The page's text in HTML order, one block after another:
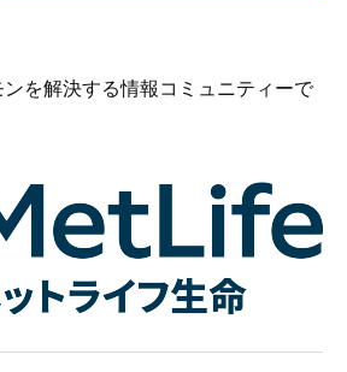
を解決する情報コミュニティーで